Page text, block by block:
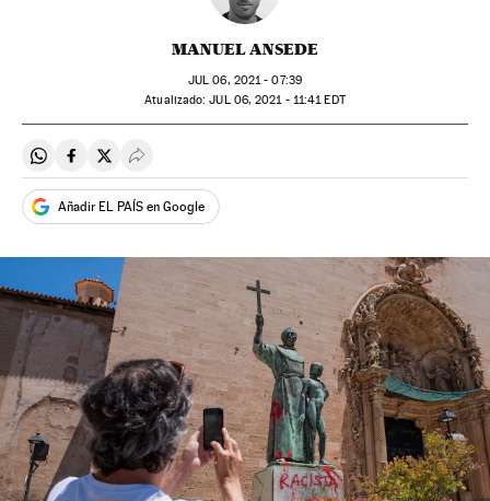
MANUEL ANSEDE
JUL 06, 2021 - 07:39
atualizado: JUL06, 2021 - 11:41EDT
Compartir en Whatsapp
Compartir en Facebook
Compartir en Twitter
Desplegar Redes Sociales
Añadir EL PAÍS en Google